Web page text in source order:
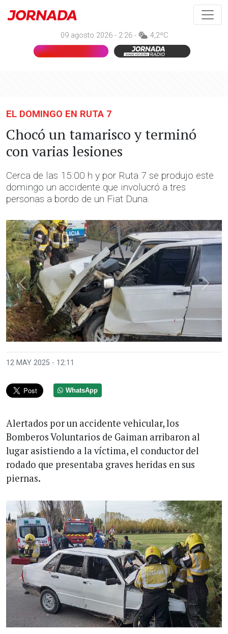
09 agosto 2026 - 2:26 - 4,2ºC
EL DOMINGO EN RUTA 7
Chocó un tamarisco y terminó
con varias lesiones
Cerca de las 15:00 h y por Ruta 7 se produjo este
domingo un accidente que involucró a tres
personas a bordo de un Fiat Duna.
Anterior
12 MAY 2025 - 12:11
WhatsApp
Alertados por un accidente vehicular, los
Bomberos Voluntarios de Gaiman arribaron al
lugar asistiendo a la víctima, el conductor del
rodado que presentaba graves heridas en sus
piernas.